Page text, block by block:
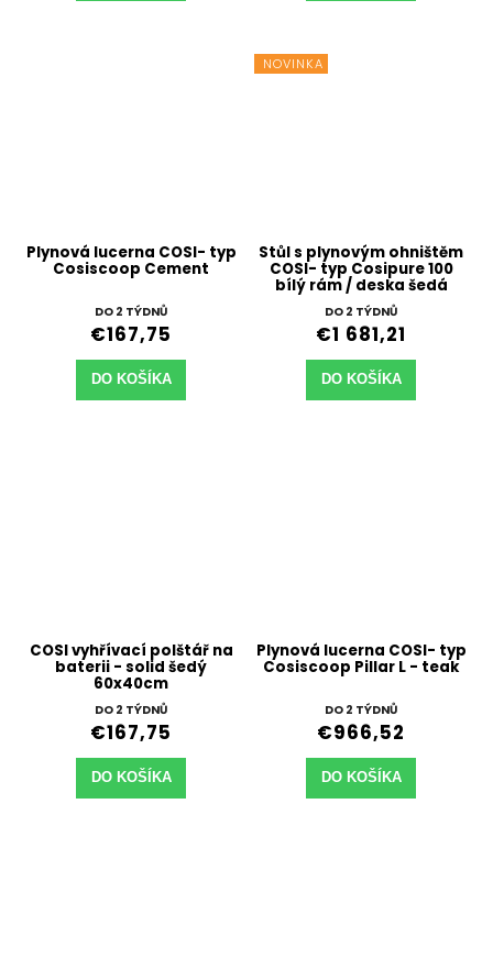
Plynová lucerna COSI- typ
Cosiscoop Cement
DO 2 TÝDNŮ
€167,75
DO KOŠÍKA
NOVINKA
Stůl s plynovým ohništěm
COSI- typ Cosipure 100
bílý rám / deska šedá
DO 2 TÝDNŮ
€1 681,21
DO KOŠÍKA
COSI vyhřívací polštář na
baterii - solid šedý
60x40cm
DO 2 TÝDNŮ
€167,75
DO KOŠÍKA
Plynová lucerna COSI- typ
Cosiscoop Pillar L - teak
DO 2 TÝDNŮ
€966,52
DO KOŠÍKA